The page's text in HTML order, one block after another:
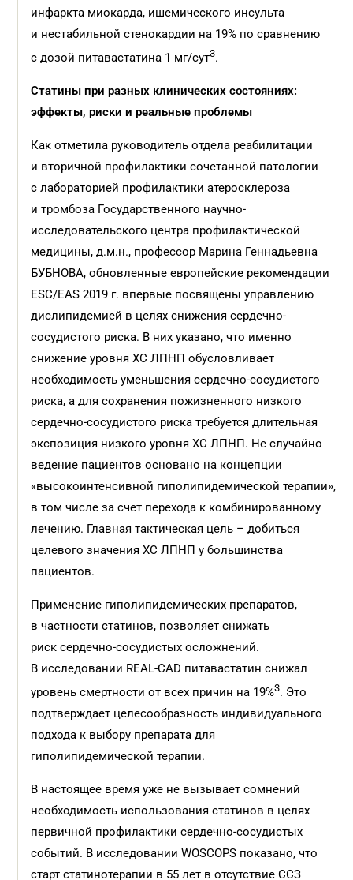
инфаркта миокарда, ишемического инсульта
и нестабильной стенокардии на 19% по сравнению
с дозой питавастатина 1 мг/сут3.
Статины при разных клинических состояниях:
эффекты, риски и реальные проблемы
Как отметила руководитель отдела реабилитации
и вторичной профилактики сочетанной патологии
с лабораторией профилактики атеросклероза
и тромбоза Государственного научно-
исследовательского центра профилактической
медицины, д.м.н., профессор Марина Геннадьевна
БУБНОВА, обновленные европейские рекомендации
ESC/EAS 2019 г. впервые посвящены управлению
дислипидемией в целях снижения сердечно-
сосудистого риска. В них указано, что именно
снижение уровня ХС ЛПНП обусловливает
необходимость уменьшения сердечно-сосудистого
риска, а для сохранения пожизненного низкого
сердечно-сосудистого риска требуется длительная
экспозиция низкого уровня ХС ЛПНП. Не случайно
ведение пациентов основано на концепции
«высокоинтенсивной гиполипидемической терапии»,
в том числе за счет перехода к комбинированному
лечению. Главная тактическая цель – добиться
целевого значения ХС ЛПНП у большинства
пациентов.
Применение гиполипидемических препаратов,
в частности статинов, позволяет снижать
риск сердечно-сосудистых осложнений.
В исследовании REAL-CAD питавастатин снижал
уровень смертности от всех причин на 19%3. Это
подтверждает целесообразность индивидуального
подхода к выбору препарата для
гиполипидемической терапии.
В настоящее время уже не вызывает сомнений
необходимость использования статинов в целях
первичной профилактики сердечно-сосудистых
событий. В исследовании WOSCOPS показано, что
старт статинотерапии в 55 лет в отсутствие ССЗ